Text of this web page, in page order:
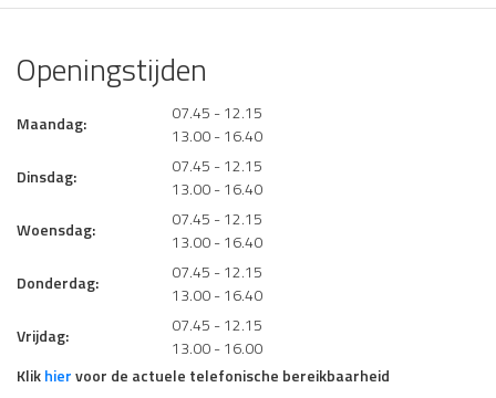
Openingstijden
Maandag:
07.45 - 12.15
13.00 - 16.40
Dinsdag:
07.45 - 12.15
13.00 - 16.40
Woensdag:
07.45 - 12.15
13.00 - 16.40
Donderdag:
07.45 - 12.15
13.00 - 16.40
Vrijdag:
07.45 - 12.15
13.00 - 16.00
Klikhiervoor de actuele telefonische bereikbaarheid